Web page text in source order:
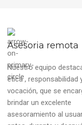
Asesoria remota
Nuestro equipo
ética , responsabilidad
vocación, que se
brindar un excelente
asesoramiento al